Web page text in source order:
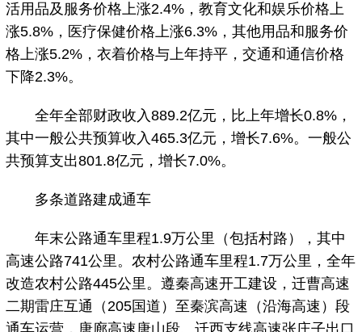
活用品及服务价格上涨2.4%，教育文化和娱乐价格上
涨5.8%，医疗保健价格上涨6.3%，其他用品和服务价
格上涨5.2%，衣着价格与上年持平，交通和通信价格
下降2.3%。
全年全部财政收入889.2亿元，比上年增长0.8%，
其中一般公共预算收入465.3亿元，增长7.6%。一般公
共预算支出801.8亿元，增长7.0%。
多条道路建成通车
年末公路通车里程1.9万公里（包括村路），其中
高速公路741公里。农村公路通车里程1.7万公里，全年
改造农村公路445公里。遵秦高速开工建设，迁曹高速
二期雷庄互通（205国道）至秦滨高速（沿海高速）段